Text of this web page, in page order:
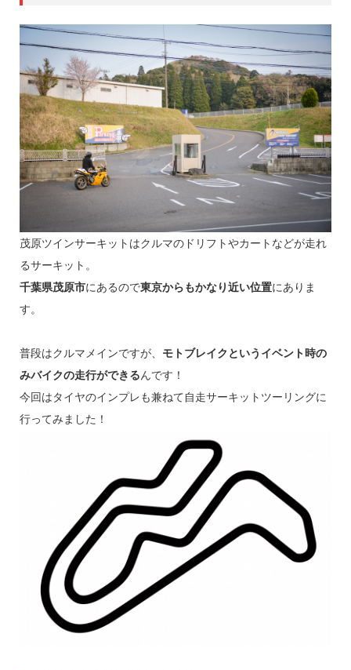
茂原ツインサーキットはクルマのドリフトやカートなどが走れ
るサーキット。
千葉県茂原市にあるので東京からもかなり近い位置にありま
す。
普段はクルマメインですが、 モトブレイクというイベント時の
みバイクの走行ができるんです！
今回はタイヤのインプレも兼ねて自走サーキットツーリングに
行ってみました！